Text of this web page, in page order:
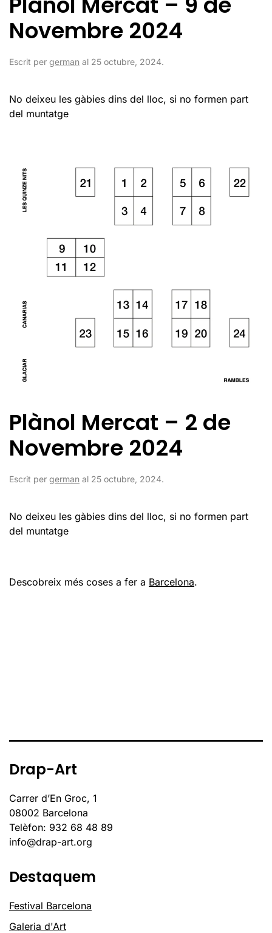
Novembre 2024
Escrit per german al 25 octubre, 2024.
No deixeu les gàbies dins del lloc, si no formen part
del muntatge
Plànol Mercat – 2 de
Novembre 2024
Escrit per german al 25 octubre, 2024.
No deixeu les gàbies dins del lloc, si no formen part
del muntatge
Descobreix més coses a fer a Barcelona.
Drap-Art
Carrer d’En Groc, 1
08002 Barcelona
Telèfon: 932 68 48 89
info@drap-art.org
Destaquem
Festival Barcelona
Galeria d'Art